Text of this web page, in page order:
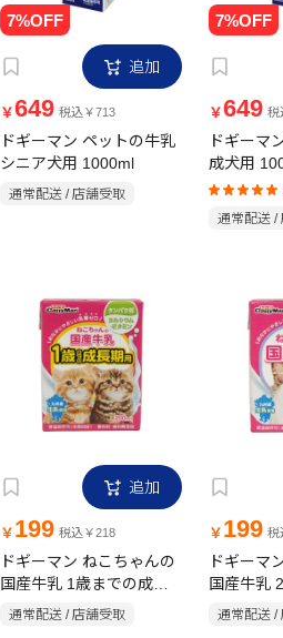
追加
￥649 税込￥713
ドギーマン ペットの牛乳
シニア犬用 1000ml
通常配送 / 店舗受取
￥649 税
ドギーマ
成犬用
通常配送 /
追加
￥ 199 税込￥218
ドギーマン ねこちゃんの
国産牛乳 1歳までの成長
期用 200ml
通常配送 / 店舗受取
￥ 199 税
ドギーマ
国産牛乳
通常配送 /